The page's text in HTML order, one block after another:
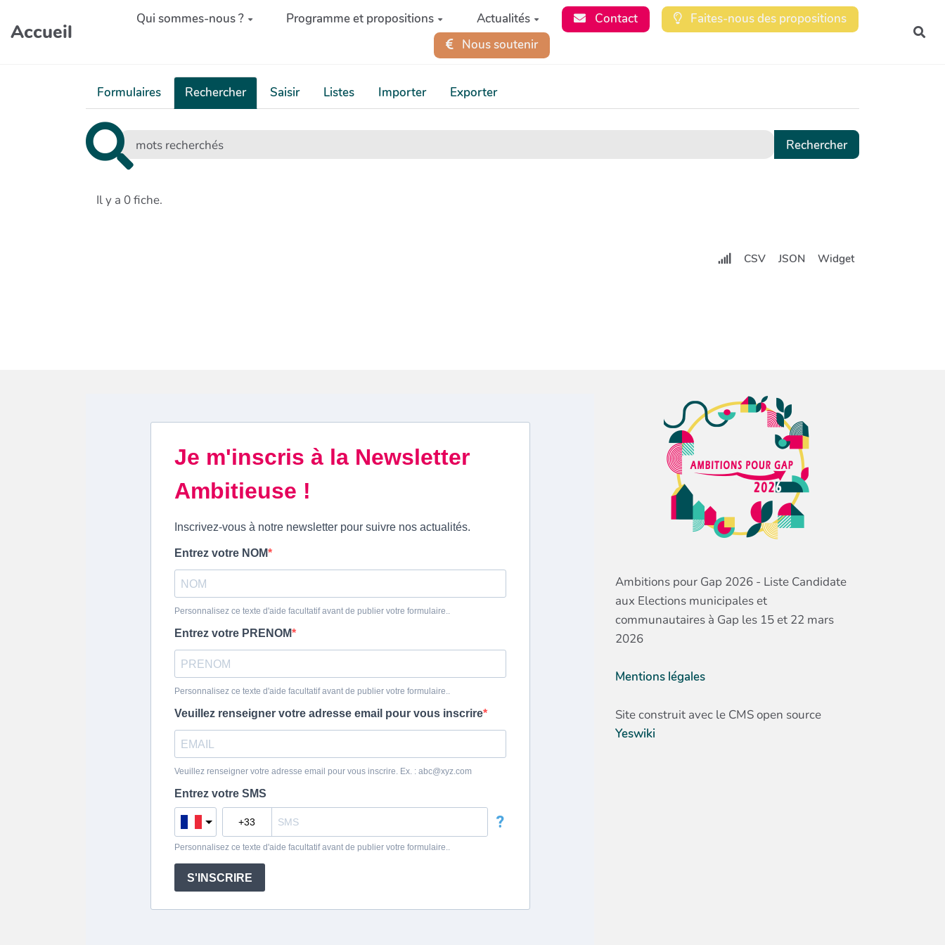
Aller au contenu principal
Accueil
Qui sommes-nous ? Programme et propositions Actualités Contact
Faites-nous des propositions
Nous soutenir
Formulaires Rechercher Saisir Listes Importer Exporter
Il y a 0 fiche.
CSV JSON Widget
Ambitions pour Gap 2026 - Liste Candidate
aux Elections municipales et
communautaires à Gap les 15 et 22 mars
2026
Mentions légales
Site construit avec le CMS open source
Yeswiki